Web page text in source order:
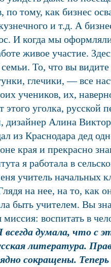
по тому, как бизнес
и т.д. А
И когда мы
живое участие.
семьи. То, что вы
глечики, — все
учеников, их,
уголка, русской
дизайнер Алина
из Краснодара дед
края и прекрасно
я работала в
учитель начальных
на нее, на то, как
быть учителем. Вы
миссия: воспитать в
думала, что с
литература.
сокращены.